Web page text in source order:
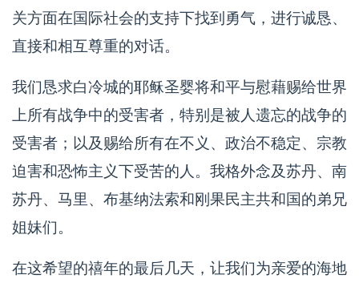
关方面在国际社会的支持下找到勇气，进行诚恳、
直接和相互尊重的对话。
我们恳求白冷城的耶稣圣婴将和平与慰藉赐给世界
上所有战争中的受害者，特别是被人遗忘的战争的
受害者；以及赐给所有在不义、政治不稳定、宗教
迫害和恐怖主义下受苦的人。我格外念及苏丹、南
苏丹、马里、布基纳法索和刚果民主共和国的弟兄
姐妹们。
在这希望的禧年的最后几天，让我们为亲爱的海地